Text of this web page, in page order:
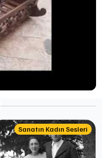
Sanatın Kadın Sesleri